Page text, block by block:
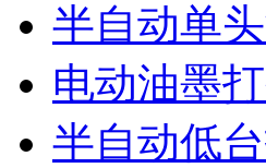
半自动单
电动油墨
半自动低